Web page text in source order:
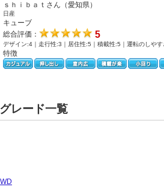
ｓｈｉｂａｔさん（愛知県）
日産
キューブ
総合評価：
5
デザイン:4｜走行性:3｜居住性:5｜積載性:5｜運転のしや
特徴
レード一覧